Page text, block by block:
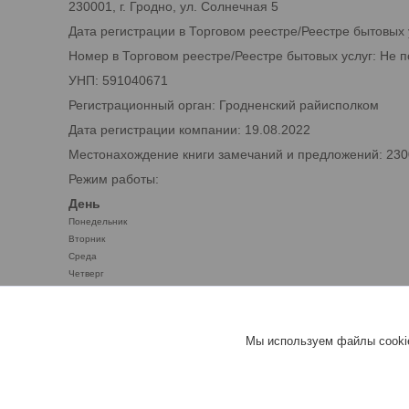
230001, г. Гродно, ул. Солнечная 5
Дата регистрации в Торговом реестре/Реестре
Номер в Торговом реестре/Реестре бытовых услуг: Не
УНП: 591040671
Регистрационный орган: Гродненский райисполком
Дата регистрации компании: 19.08.2022
Местонахождение книги замечаний и предложений:
Режим работы:
День
Понедельник
Вторник
Среда
Четверг
Мы используем файлы